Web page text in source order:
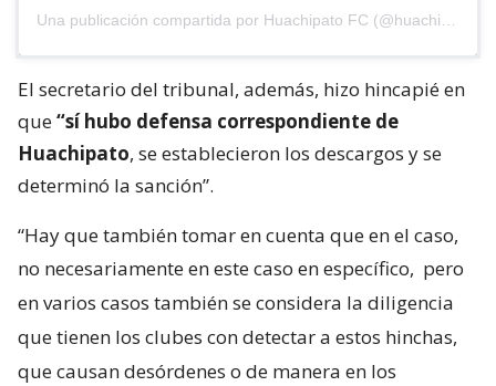
Una publicación compartida por Huachipato FC (@huachipato_fc)
El secretario del tribunal, además, hizo hincapié en
que“sí hubo defensa correspondiente de
Huachipato, se establecieron los descargos y se
determinó la sanción”.
“Hay que también tomar en cuenta que en el caso,
no necesariamente en este caso en específico, pero
en varios casos también se considera la diligencia
que tienen los clubes con detectar a estos hinchas,
que causan desórdenes o de manera en los